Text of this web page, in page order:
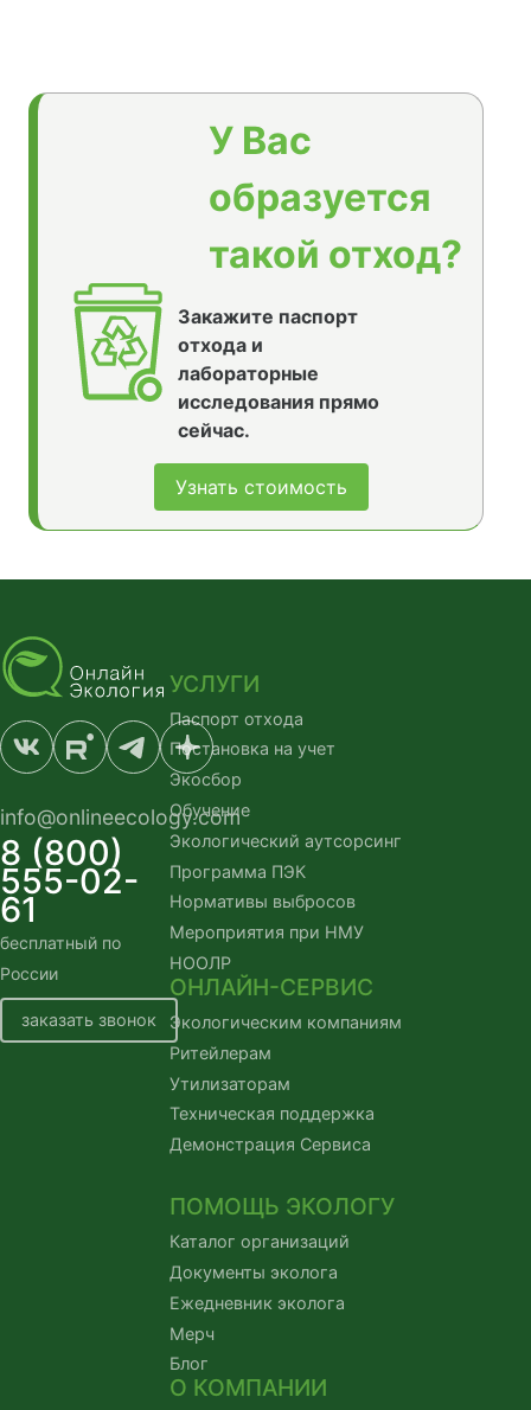
У Вас
образуется
такой отход?
Закажите паспорт
отхода и
лабораторные
исследования прямо
сейчас.
Узнать стоимость
info@onlineecology.com
8 (800)
555-02-
61
бесплатный по
России
заказать звонок
УСЛУГИ
Паспорт отхода
Постановка на учет
Экосбор
Обучение
Экологический аутсорсинг
Программа ПЭК
Нормативы выбросов
Мероприятия при НМУ
НООЛР
ОНЛАЙН-СЕРВИС
Экологическим компаниям
Ритейлерам
Утилизаторам
Техническая поддержка
Демонстрация Сервиса
ПОМОЩЬ ЭКОЛОГУ
Каталог организаций
Документы эколога
Ежедневник эколога
Мерч
Блог
О КОМПАНИИ